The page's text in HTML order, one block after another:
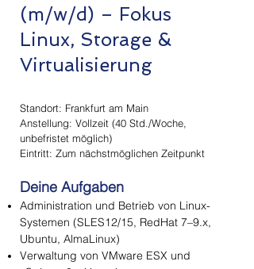
(m/w/d) – Fokus
Linux, Storage &
Virtualisierung
Standort: Frankfurt am Main
Anstellung: Vollzeit (40 Std./Woche,
unbefristet möglich)
Eintritt: Zum nächstmöglichen Zeitpunkt
Deine Aufgaben
Administration und Betrieb von Linux-
Systemen (SLES12/15, RedHat 7–9.x,
Ubuntu, AlmaLinux)
Verwaltung von VMware ESX und